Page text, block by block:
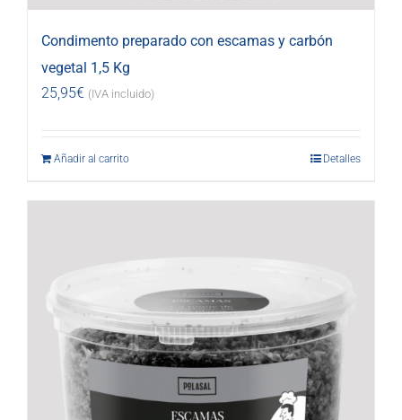
Condimento preparado con escamas y carbón
vegetal 1,5 Kg
25,95€ (IVA incluido)
Añadir al carrito Detalles